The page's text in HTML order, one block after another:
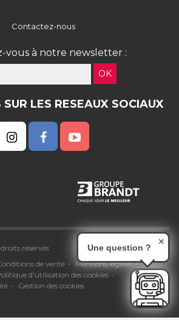
Contactez-nous
vous à notre newsletter :
OK
LES RESEAUX SOCIAUX
réservés
de vente
Mentions légales
d'utilisation des cookies
Gestion des cookies
Une question ?
✕